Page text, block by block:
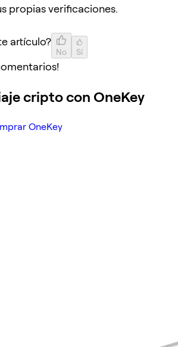
propias verificaciones.
artículo?
No Sí
cripto con OneKey
OneKey